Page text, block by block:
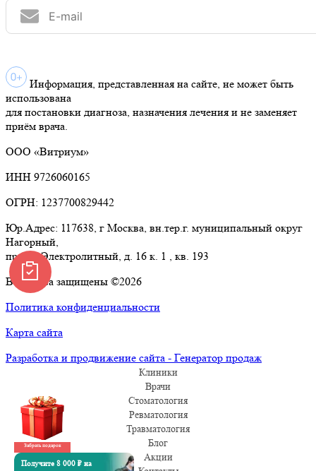
Информация, представленная на сайте, не может быть
использована
для постановки диагноза, назначения лечения и не заменяет
приём врача.
ООО «Витриум»
ИНН 9726060165
ОГРН: 1237700829442
Юр.Адрес: 117638, г Москва, вн.тер.г. муниципальный округ
Нагорный,
проезд Электролитный, д. 16 к. 1 , кв. 193
Все права защищены ©2026
Политика конфиденциальности
Карта сайта
Разработка и продвижение сайта - Генератор продаж
Клиники
Врачи
Стоматология
Ревматология
Травматология
Блог
Акции
Забрать подарок
Получите 8 000 ₽ на